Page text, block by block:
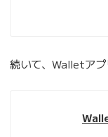
続いて、Walletアプ